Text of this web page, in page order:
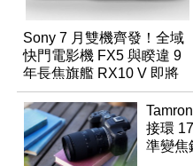
Sony 7 月雙機齊發！全域
快門電影機 FX5 與睽違 9
年長焦旗艦 RX10 V 即將
登場
接環
準變焦